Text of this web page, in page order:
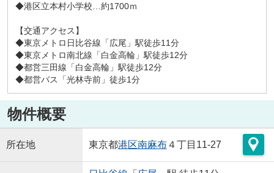
◆港区立本村小学校…約1700ｍ
【交通アクセス】
◆東京メトロ日比谷線「広尾」駅徒歩11分
◆東京メトロ南北線「白金高輪」駅徒歩12分
◆都営三田線「白金高輪」駅徒歩12分
◆都営バス「光林寺前」徒歩1分
物件概要
所在地 東京都港区南麻布４丁目11-27